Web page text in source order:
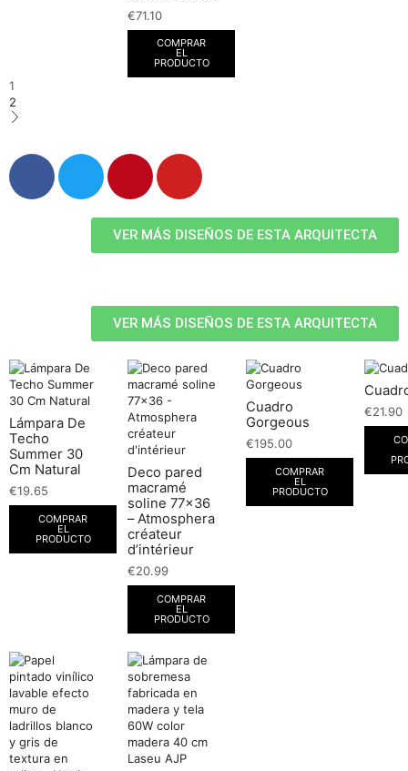
€71.10
COMPRAR
EL
PRODUCTO
1
2
VER MÁS DISEÑOS DE ESTA ARQUITECTA
VER MÁS DISEÑOS DE ESTA ARQUITECTA
Lámpara De
Techo
Summer 30
Cm Natural
€19.65
COMPRAR
EL
PRODUCTO
Deco pared
macramé
soline 77×36
– Atmosphera
créateur
d’intérieur
€20.99
COMPRAR
EL
PRODUCTO
Cuadro
Gorgeous
€195.00
COMPRAR
EL
PRODUCTO
€21.90